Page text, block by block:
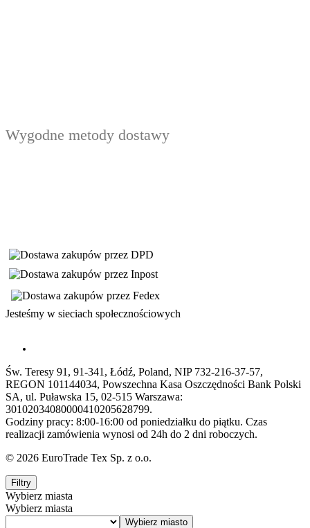
Wygodne metody dostawy
Jesteśmy w sieciach społecznościowych
Św. Teresy 91, 91-341, Łódź, Poland, NIP 732-216-37-57,
REGON 101144034, Powszechna Kasa Oszczędności Bank Polski
SA, ul. Puławska 15, 02-515 Warszawa:
30102034080000410205628799.
Godziny pracy: 8:00-16:00 od poniedziałku do piątku. Czas
realizacji zamówienia wynosi od 24h do 2 dni roboczych.
© 2026 EuroTrade Tex Sp. z o.o.
Filtry
Wybierz miasta
Wybierz miasta